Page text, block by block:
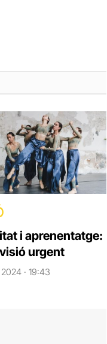
i aprenentatge:
urgent
· 19:43